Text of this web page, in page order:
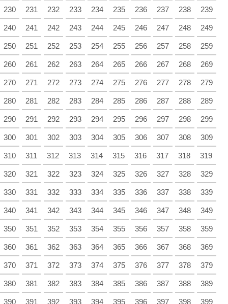
230 231 232 233 234 235 236 237 238 239
240 241 242 243 244 245 246 247 248 249
250 251 252 253 254 255 256 257 258 259
260 261 262 263 264 265 266 267 268 269
270 271 272 273 274 275 276 277 278 279
280 281 282 283 284 285 286 287 288 289
290 291 292 293 294 295 296 297 298 299
300 301 302 303 304 305 306 307 308 309
310 311 312 313 314 315 316 317 318 319
320 321 322 323 324 325 326 327 328 329
330 331 332 333 334 335 336 337 338 339
340 341 342 343 344 345 346 347 348 349
350 351 352 353 354 355 356 357 358 359
360 361 362 363 364 365 366 367 368 369
370 371 372 373 374 375 376 377 378 379
380 381 382 383 384 385 386 387 388 389
390 391 392 393 394 395 396 397 398 399